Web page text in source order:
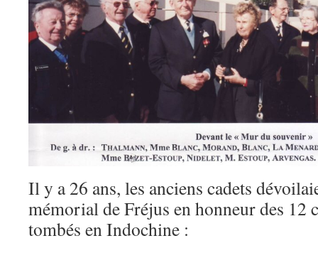
Il y a 26 ans, les anciens cadets
mémorial de Fréjus en honneur des 12
tombés en Indochine :